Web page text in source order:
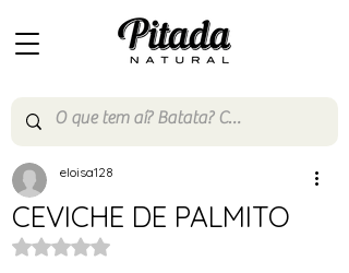
CEVICHE DE PALMITO
eloisa128
Avaliado com NaN de 5 estrelas.